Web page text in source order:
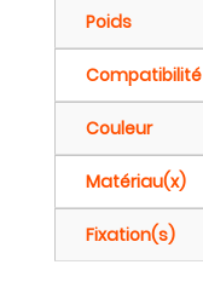
Poids
Compatibilité
Couleur
Matériau(x)
Fixation(s)